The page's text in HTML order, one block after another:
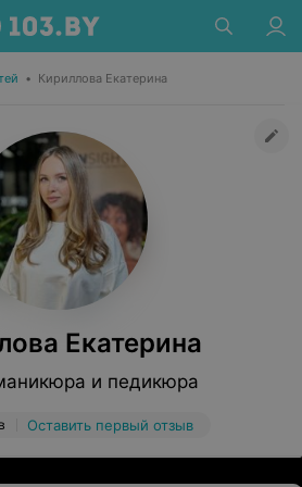
• Кириллова Екатерина
Екатерина
и педикюра
Оставить первый отзыв